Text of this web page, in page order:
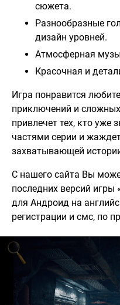
сюжета.
Разнообразные
дизайн уровней.
Атмосферная
Красочная и
Игра понравится
приключений и
привлечет тех, кто
частями серии и
захватывающей
С нашего сайта Вы
последних версий игры
для Андроид на
регистрации и смс, по